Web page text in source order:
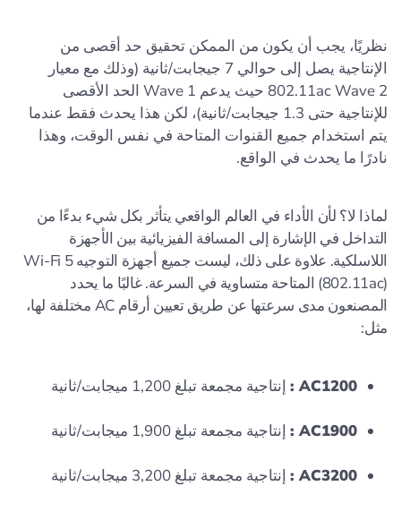
نظريًا، يجب أن يكون من الممكن تحقيق حد أقصى من
الإنتاجية يصل إلى حوالي 7 جيجابت/ثانية (وذلك مع معيار
802.11ac Wave 2 حيث يدعم Wave 1 الحد الأقصى
للإنتاجية حتى 1.3 جيجابت/ثانية)، لكن هذا يحدث فقط عندما
يتم استخدام جميع القنوات المتاحة في نفس الوقت، وهذا
نادرًا ما يحدث في الواقع.
لماذا لا؟ لأن الأداء في العالم الواقعي يتأثر بكل شيء بدءًا من
التداخل في الإشارة إلى المسافة الفيزيائية بين الأجهزة
اللاسلكية. علاوة على ذلك، ليست جميع أجهزة التوجيه Wi-Fi 5
(802.11ac) المتاحة متساوية في السرعة. غالبًا ما يحدد
المصنعون مدى سرعتها عن طريق تعيين أرقام AC مختلفة لها،
مثل:
AC1200 : إنتاجية مجمعة تبلغ 1,200 ميجابت/ثانية
AC1900 : إنتاجية مجمعة تبلغ 1,900 ميجابت/ثانية
AC3200 : إنتاجية مجمعة تبلغ 3,200 ميجابت/ثانية